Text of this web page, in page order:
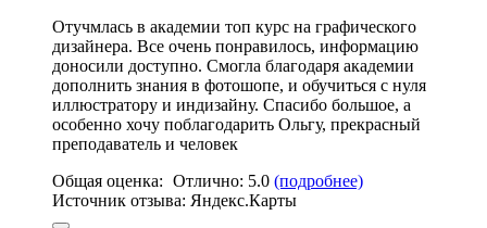
Отучмлась в академии топ курс на графического
дизайнера. Все очень понравилось, информацию
доносили доступно. Смогла благодаря академии
дополнить знания в фотошопе, и обучиться с нуля
иллюстратору и индизайну. Спасибо большое, а
особенно хочу поблагодарить Ольгу, прекрасный
преподаватель и человек
Общая оценка: Отлично: 5.0 (подробнее)
Источник отзыва: Яндекс.Карты